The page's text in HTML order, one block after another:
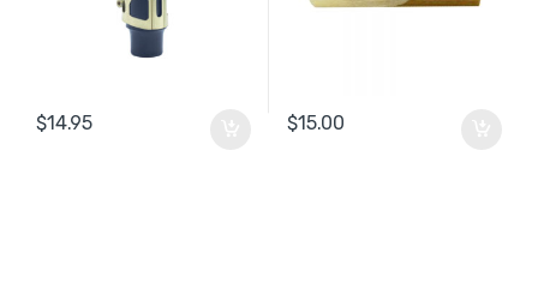
$14.95 $15.00